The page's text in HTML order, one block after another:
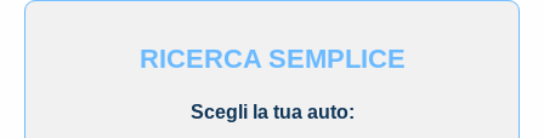
RICERCA SEMPLICE
Scegli la tua auto: